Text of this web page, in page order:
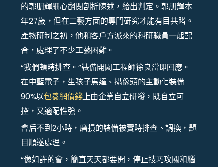
的郭朋輝細心翻閱剖析陳述，給出判定。郭朋輝本
年27歲，但在工藝方面的專門研究才能有目共睹。
產物研制之初，他和客戶方派來的科研職員一起配
合，處理了不少工藝困難。
“我們頓時排查。”裝備開闢工程師徐良當即回應。
在中藍電子，生孩子馬達、攝像頭的主動化裝備
90%以包養網價錢上由企業自立研發，既自立可
控，又適配性強。
會后不到2小時，磨損的裝備被實時排查、調換，題
目順遂處理。
“像如許的會，簡直天天都要開，停止技巧攻關和腦